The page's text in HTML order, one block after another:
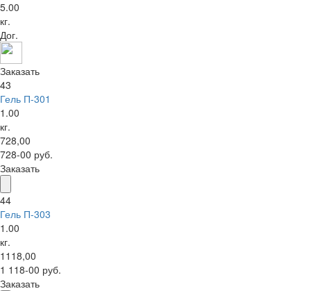
5.00
кг.
Дог.
Заказать
43
Гель П-301
1.00
кг.
728,00
728-00 руб.
Заказать
44
Гель П-303
1.00
кг.
1118,00
1 118-00 руб.
Заказать